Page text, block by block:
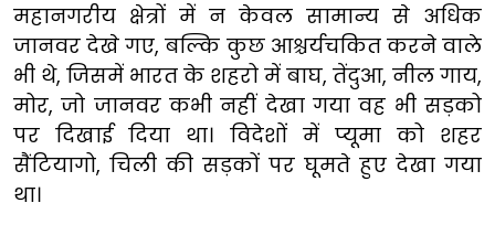
महानगरीय क्षेत्रों में न केवल सामान्य से अधिक
जानवर देखे गए,बल्कि कुछ आश्चर्यचकित करने वाले
भी थे, जिसमें भारत के शहरो में बाघ, तेंदुआ, नील गाय,
मोर, जो जानवर कभी नहीं देखा गया वह भी सड़को
पर दिखाई दिया था। विदेशों में प्यूमा को
शहर
सैंटियागो, चिली की सड़कों पर घूमते हुए देखा गया
था।